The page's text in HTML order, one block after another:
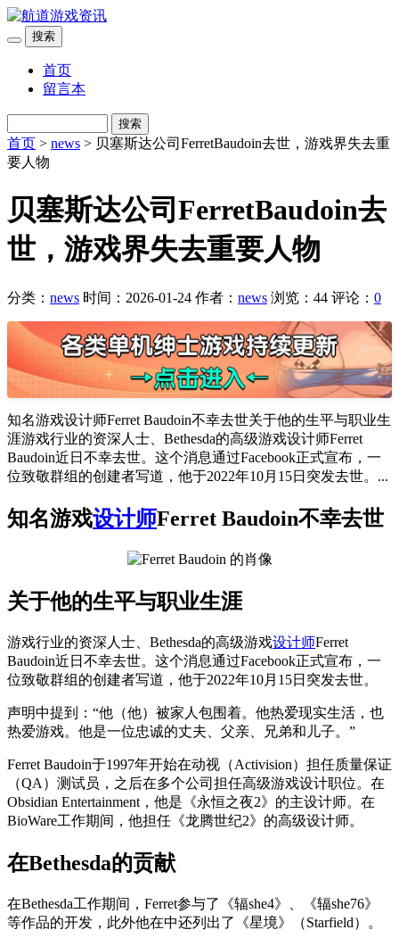
搜索
首页
留言本
搜索
首页 > news > 贝塞斯达公司FerretBaudoin去世，游戏界失去重
要人物
贝塞斯达公司FerretBaudoin去
世，游戏界失去重要人物
分类： news 时间：2026-01-24 作者： news 浏览：44 评论： 0
知名游戏设计师Ferret Baudoin不幸去世关于他的生平与职业生
涯游戏行业的资深人士、Bethesda的高级游戏设计师Ferret
Baudoin近日不幸去世。这个消息通过Facebook正式宣布，一
位致敬群组的创建者写道，他于2022年10月15日突发去世。...
知名游戏设计师Ferret Baudoin不幸去世
关于他的生平与职业生涯
游戏行业的资深人士、Bethesda的高级游戏设计师Ferret
Baudoin近日不幸去世。这个消息通过Facebook正式宣布，一
位致敬群组的创建者写道，他于2022年10月15日突发去世。
声明中提到：“他（他）被家人包围着。他热爱现实生活，也
热爱游戏。他是一位忠诚的丈夫、父亲、兄弟和儿子。”
Ferret Baudoin于1997年开始在动视（Activision）担任质量保证
（QA）测试员，之后在多个公司担任高级游戏设计职位。在
Obsidian Entertainment，他是《永恒之夜2》的主设计师。在
BioWare工作期间，他担任《龙腾世纪2》的高级设计师。
在Bethesda的贡献
在Bethesda工作期间，Ferret参与了《辐she4》、《辐she76》
等作品的开发，此外他在中还列出了《星境》（Starfield）。